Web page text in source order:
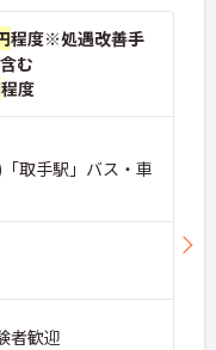
程度※処遇改善手
む
程度
取手駅」バス・車
者歓迎